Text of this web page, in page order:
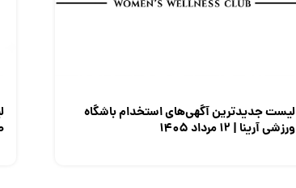
لیست جدیدترین آگهی‌های استخدام باشگاه
ورزشی آرینا | ۱۲ مرداد ۱۴۰۵